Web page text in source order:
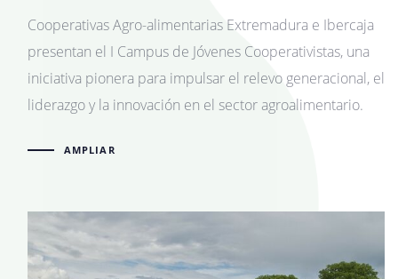
Cooperativas Agro-alimentarias Extremadura e Ibercaja
presentan el I Campus de Jóvenes Cooperativistas, una
iniciativa pionera para impulsar el relevo generacional, el
liderazgo y la innovación en el sector agroalimentario.
AMPLIAR